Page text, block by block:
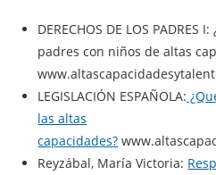
DERECHOS DE LOS
padres con niños de altas
LEGISLACIÓN ESPAÑOLA:
las altas
capacidades?
Reyzábal, María Victoria: